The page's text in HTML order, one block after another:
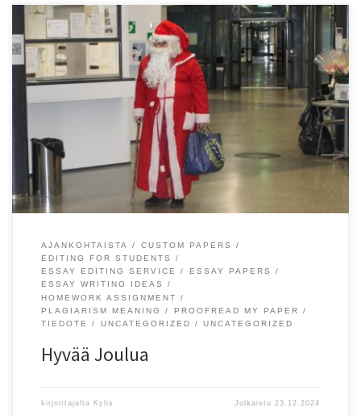
Hyvä? Joulua piirin kaikille urheilijoille ja toimijoille.
AJANKOHTAISTA
CUSTOM PAPERS
EDITING FOR STUDENTS
ESSAY EDITING SERVICE
ESSAY PAPERS
ESSAY WRITING IDEAS
HOMEWORK ASSIGNMENT
PLAGIARISM MEANING
PROOFREAD MY PAPER
TIEDOTE
UNCATEGORIZED UNCATEGORIZED
Hyvää Joulua
kirjoittajalta Kylis Julkaistu23.12.2024